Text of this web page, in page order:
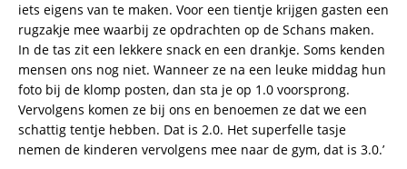
iets eigens van te maken. Voor een tientje krijgen gasten een
rugzakje mee waarbij ze opdrachten op de Schans maken.
In de tas zit een lekkere snack en een drankje. Soms kenden
mensen ons nog niet. Wanneer ze na een leuke middag hun
foto bij de klomp posten, dan sta je op 1.0 voorsprong.
Vervolgens komen ze bij ons en benoemen ze dat we een
schattig tentje hebben. Dat is 2.0. Het superfelle tasje
nemen de kinderen vervolgens mee naar de gym, dat is 3.0.’